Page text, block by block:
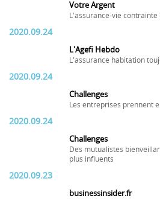
Votre Argent
L'assurance-vie
2020.09.24
L'Agefi Hebdo
L'assurance habitation
2020.09.24
Challenges
Les entreprises prennent
2020.09.24
Challenges
Des mutualistes
plus influents
2020.09.23
businessinsider.fr